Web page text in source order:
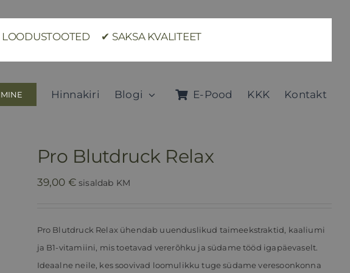
✔ SAKSA KVALITEET
Hinnakiri Blogi E-Pood KKK Kontakt
Pro Blutdruck Relax
39,00 € sisaldab KM
Pro Blutdruck Relax ühendab uuenduslikud taimeekstraktid, kaaliumi
ja B1-vitamiini, mis toetavad vererõhku ja südame tööd igapäevaselt.
Ideaalne neile, kes soovivad loomulikku tuge südame veresoonkonna